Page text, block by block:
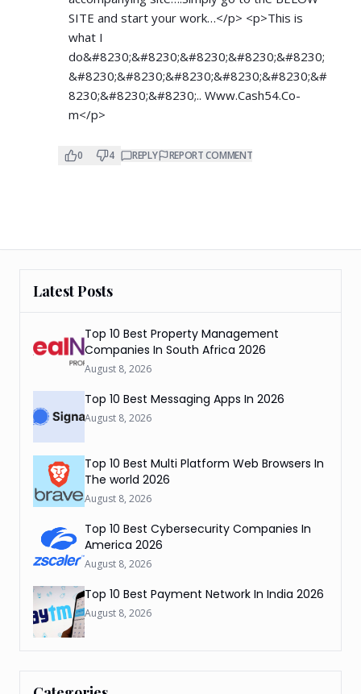
SITE and start your work…</p> <p>This is
what I
do&#8230;&#8230;&#8230;&#8230;&#8230;
&#8230;&#8230;&#8230;&#8230;&#8230;&#
8230;&#8230;&#8230;.. W­­w­w­.­­­C­­a­­s­­h­­­5­­­4­.­­C­­­­o­­­
m</p>
0 4 REPLY REPORT COMMENT
Latest Posts
Top 10 Best Property Management
Companies In South Africa 2026
August 8, 2026
Top 10 Best Messaging Apps In 2026
August 8, 2026
Top 10 Best Multi Platform Web Browsers In
The world 2026
August 8, 2026
Top 10 Best Cybersecurity Companies In
America 2026
August 8, 2026
Top 10 Best Payment Network In India 2026
August 8, 2026